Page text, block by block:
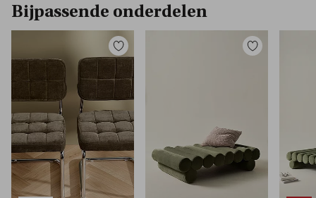
Bijpassende onderdelen
Toevoegen
aan
favorieten
Toevoegen